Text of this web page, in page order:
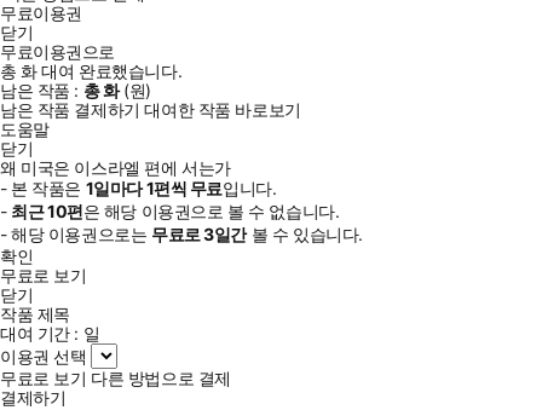
무료이용권
닫기
무료이용권으로
총 화대여 완료했습니다.
남은 작품 : 총화(원)
남은 작품 결제하기 대여한 작품 바로보기
도움말
닫기
왜 미국은 이스라엘 편에 서는가
- 본 작품은 1일마다1편씩 무료입니다.
- 최근10편은 해당 이용권으로 볼 수 없습니다.
- 해당 이용권으로는 무료로3일간볼 수 있습니다.
확인
무료로 보기
닫기
작품 제목
대여 기간 : 일
이용권 선택
무료로 보기 다른 방법으로 결제
결제하기